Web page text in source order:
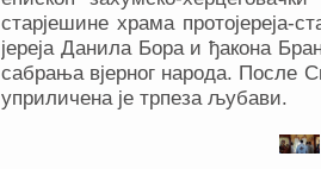
старјешине храма протојереја-
јереја Данила Бора и ђакона
сабрања вјерног народа. После
уприличена је трпеза љубави.